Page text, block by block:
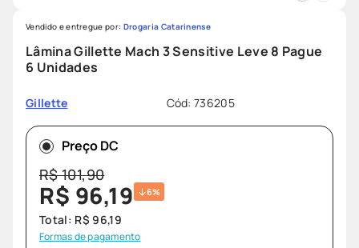
7
ozivy
10
º teste gravidez
Lâmina Gillette Mach 3 Sensitive Leve 8 Pague
6 Unidades
Gillette Cód:736205
Vendido e entregue por: Drogaria Catarinense
Preço DC
R$101,90
R$ 96,19 6%
Total: R$ 96,19
Formas de pagamento